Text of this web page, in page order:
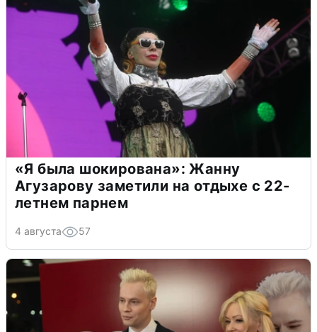
«Я была шокирована»: Жанну
Агузарову заметили на отдыхе с 22-
летнем парнем
4 августа 57